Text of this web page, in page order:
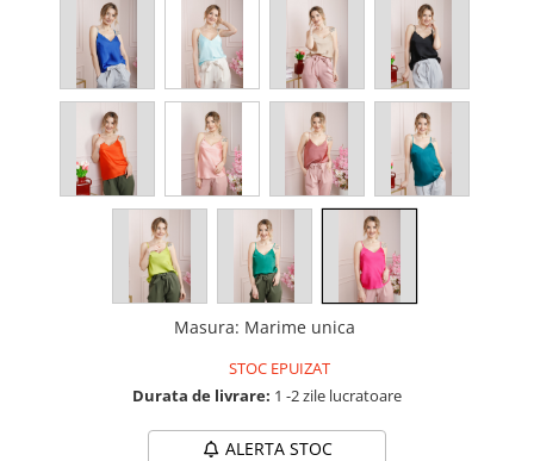
Masura: Marime unica
STOC EPUIZAT
Durata de livrare: 1 -2 zile lucratoare
ALERTA STOC